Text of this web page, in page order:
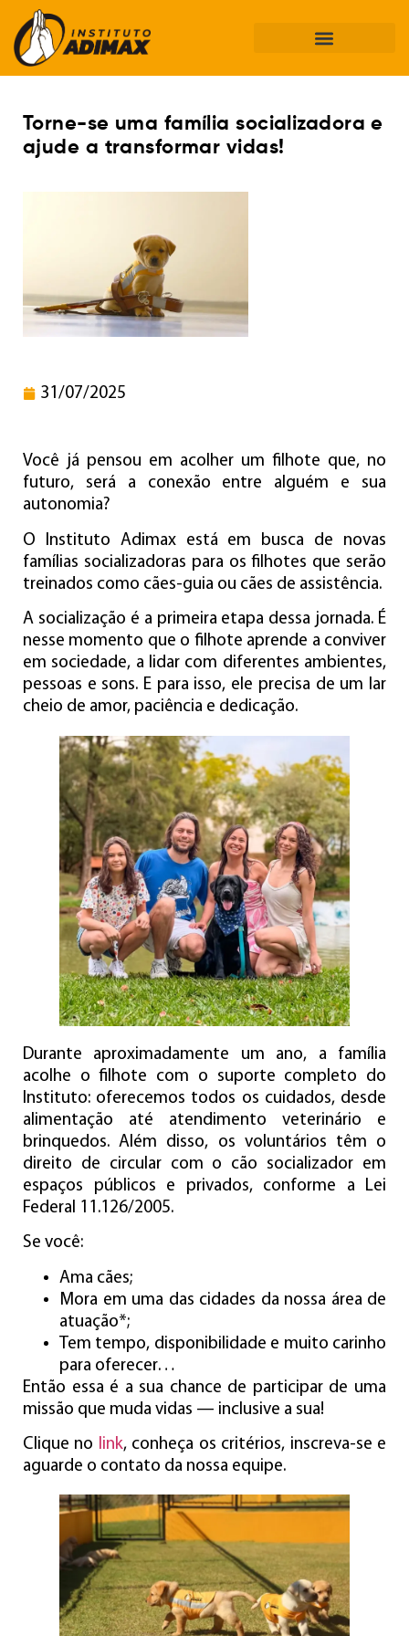
Torne-se uma família socializadora e
ajude a transformar vidas!
31/07/2025
Você já pensou em acolher um filhote que, no
futuro, será a conexão entre alguém e sua
autonomia?
O Instituto Adimax está em busca de novas
famílias socializadoras para os filhotes que serão
treinados como cães-guia ou cães de assistência.
A socialização é a primeira etapa dessa jornada. É
nesse momento que o filhote aprende a conviver
em sociedade, a lidar com diferentes ambientes,
pessoas e sons. E para isso, ele precisa de um lar
cheio de amor, paciência e dedicação.
Durante aproximadamente um ano, a família
acolhe o filhote com o suporte completo do
Instituto: oferecemos todos os cuidados, desde
alimentação até atendimento veterinário e
brinquedos. Além disso, os voluntários têm o
direito de circular com o cão socializador em
espaços públicos e privados, conforme a Lei
Federal 11.126/2005.
Se você:
Ama cães;
Mora em uma das cidades da nossa área de
atuação*;
Tem tempo, disponibilidade e muito carinho
para oferecer…
Então essa é a sua chance de participar de uma
missão que muda vidas — inclusive a sua!
Clique no link, conheça os critérios, inscreva-se e
aguarde o contato da nossa equipe.